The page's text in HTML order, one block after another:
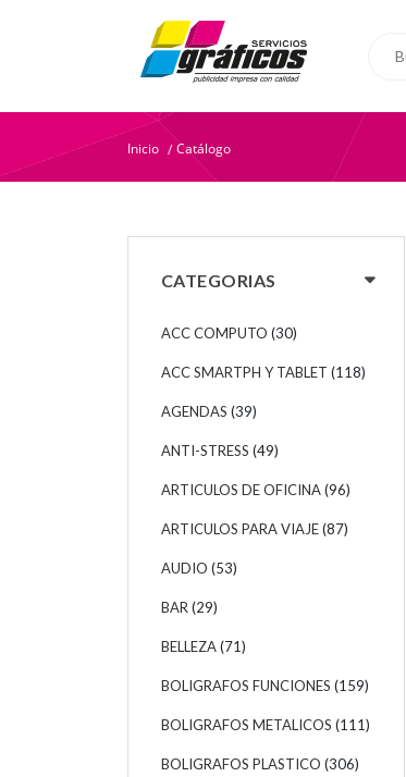
Inicio / Catálogo
CATEGORIAS
ACC COMPUTO (30)
ACC SMARTPH Y TABLET (118)
AGENDAS (39)
ANTI-STRESS (49)
ARTICULOS DE OFICINA(96)
ARTICULOS PARA VIAJE(87)
AUDIO (53)
BAR (29)
BELLEZA(71)
BOLIGRAFOS FUNCIONES (159)
BOLIGRAFOS METALICOS (111)
BOLIGRAFOS PLASTICO (306)